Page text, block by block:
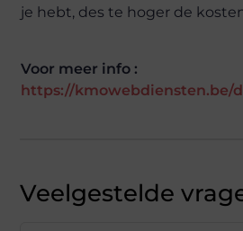
je hebt, des te hoger de
Voor meer info :
https://kmowebdiensten.be/
Veelgestelde